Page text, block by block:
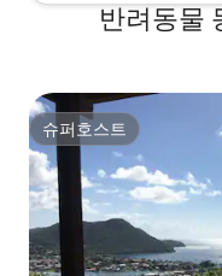
반려동물
슈퍼호스트
슈퍼호스트